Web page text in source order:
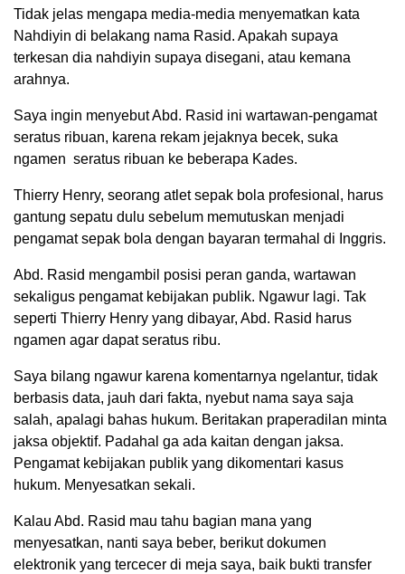
Tidak jelas mengapa media-media menyematkan kata
Nahdiyin di belakang nama Rasid. Apakah supaya
terkesan dia nahdiyin supaya disegani, atau kemana
arahnya.
Saya ingin menyebut Abd. Rasid ini wartawan-pengamat
seratus ribuan, karena rekam jejaknya becek, suka
ngamen seratus ribuan ke beberapa Kades.
Thierry Henry, seorang atlet sepak bola profesional, harus
gantung sepatu dulu sebelum memutuskan menjadi
pengamat sepak bola dengan bayaran termahal di Inggris.
Abd. Rasid mengambil posisi peran ganda, wartawan
sekaligus pengamat kebijakan publik. Ngawur lagi. Tak
seperti Thierry Henry yang dibayar, Abd. Rasid harus
ngamen agar dapat seratus ribu.
Saya bilang ngawur karena komentarnya ngelantur, tidak
berbasis data, jauh dari fakta, nyebut nama saya saja
salah, apalagi bahas hukum. Beritakan praperadilan minta
jaksa objektif. Padahal ga ada kaitan dengan jaksa.
Pengamat kebijakan publik yang dikomentari kasus
hukum. Menyesatkan sekali.
Kalau Abd. Rasid mau tahu bagian mana yang
menyesatkan, nanti saya beber, berikut dokumen
elektronik yang tercecer di meja saya, baik bukti transfer